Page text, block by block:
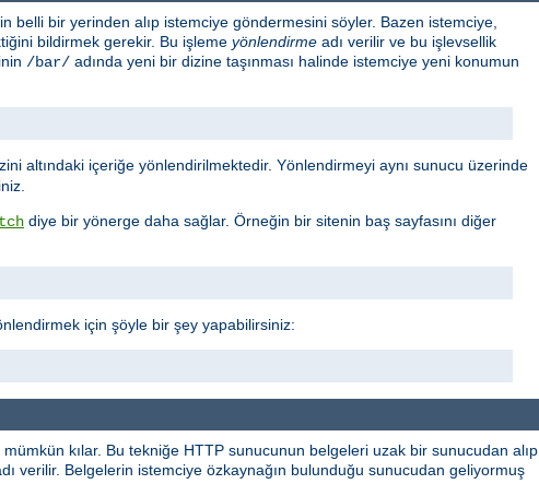
belli bir yerinden alıp istemciye göndermesini söyler. Bazen istemciye,
bildirmek gerekir. Bu işleme yönlendirme adı verilir ve bu işlevsellik
/bar/ adında yeni bir dizine taşınması halinde istemciye yeni konumun
altındaki içeriğe yönlendirilmektedir. Yönlendirmeyi aynı sunucu üzerinde
diye bir yönerge daha sağlar. Örneğin bir sitenin baş sayfasını diğer
için şöyle bir şey yapabilirsiniz:
kılar. Bu tekniğe HTTP sunucunun belgeleri uzak bir sunucudan alıp
verilir. Belgelerin istemciye özkaynağın bulunduğu sunucudan geliyormuş